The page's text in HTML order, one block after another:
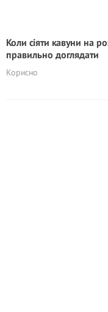
Коли сіяти кавуни на
правильно доглядати
Корисно